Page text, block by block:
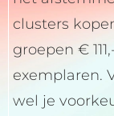
clusters
groepen €
exemplaren.
wel je